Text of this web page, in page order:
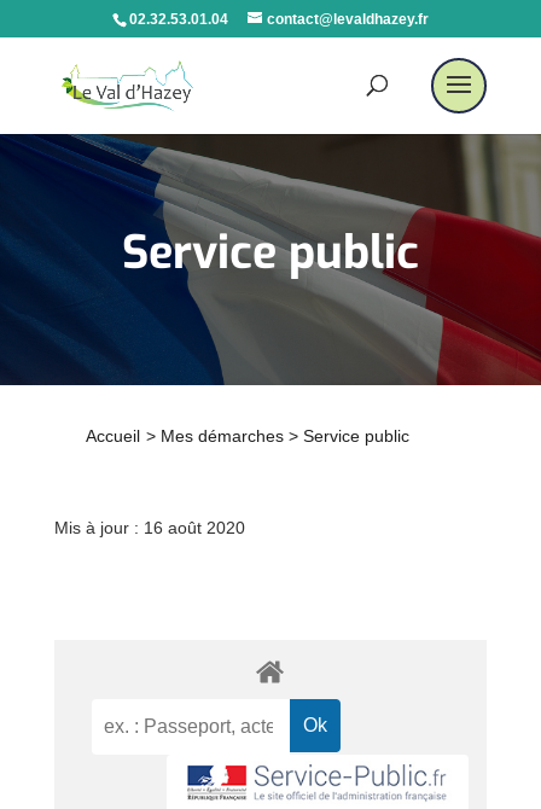
02.32.53.01.04 contact@levaldhazey.fr
Service public
Accueil > Mes démarches > Service public
Mis à jour : 16 août 2020